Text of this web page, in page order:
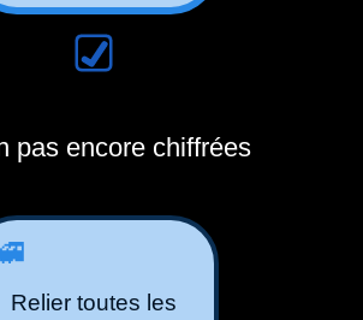
pas encore chiffrées
Relier toutes les